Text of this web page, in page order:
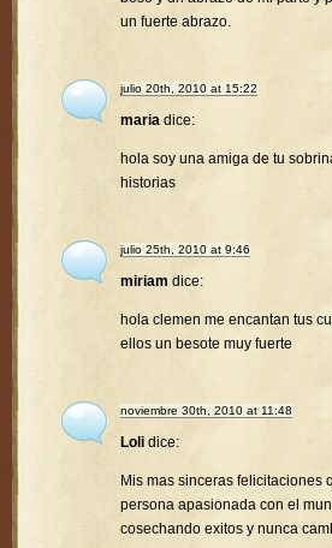
un fuerte abrazo.
julio 20th, 2010 at 15:22
maria dice:
hola soy una amiga de tu
historias
julio 25th, 2010 at 9:46
miriam dice:
hola clemen me encantan tus
ellos un besote muy fuerte
noviembre 30th, 2010 at 11:48
Loli dice:
Mis mas sinceras felicitaciones
persona apasionada con el
cosechando exitos y nunca